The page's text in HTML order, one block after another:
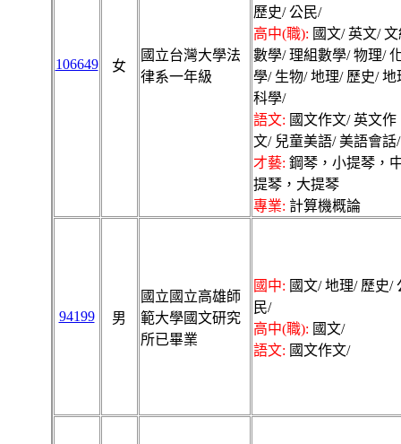
106649 女
國立台灣大學法
律系一年級
歷史/ 公民/
高中(職): 國文/ 英文/
數學/ 理組數學/ 物理/
學/ 生物/ 地理/ 歷史/ 地
科學/
語文: 國文作文/ 英文作
文/ 兒童美語/ 美語會話/
才藝: 鋼琴，小提琴，
提琴，大提琴
專業: 計算機概論
94199 男
國立國立高雄師
範大學國文研究
所已畢業
國中: 國文/ 地理/ 歷史/
民/
高中(職): 國文/
語文: 國文作文/